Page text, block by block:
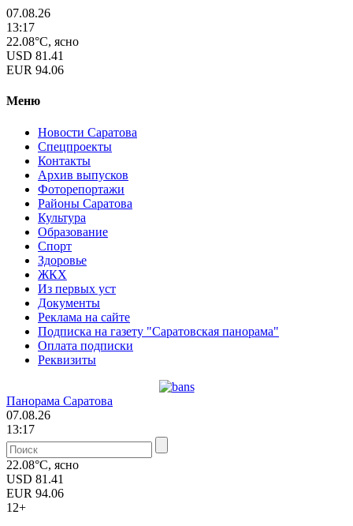
07.08.26
13:17
22.08°C, ясно
USD 81.41
EUR 94.06
Меню
Новости Саратова
Спецпроекты
Контакты
Архив выпусков
Фоторепортажи
Районы Саратова
Культура
Образование
Спорт
Здоровье
ЖКХ
Из пеpвых уст
Документы
Реклама на сайте
Подписка на газету "Саратовская панорама"
Оплата подписки
Реквизиты
Панорама Саратова
07.08.26
13:17
22.08°C, ясно
USD 81.41
EUR 94.06
12+